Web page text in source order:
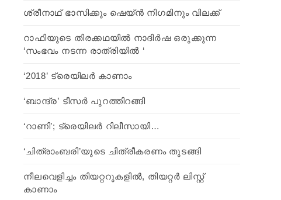
ശ്രീനാഥ് ഭാസിക്കും ഷെയ്ൻ നിഗമിനും വിലക്ക്
റാഫിയുടെ തിരക്കഥയില്‍ നാദിർഷ ഒരുക്കുന്ന
‘സംഭവം നടന്ന രാത്രിയിൽ ‘
‘2018’ ട്രെയിലര്‍ കാണാം
‘ബാന്ദ്ര’ ടീസർ പുറത്തിറങ്ങി
‘റാണി’; ട്രെയിലർ റിലീസായി…
‘ചിത്രാംബരി’യുടെ ചിത്രീകരണം തുടങ്ങി
നീലവെളിച്ചം തിയറ്ററുകളില്‍, തിയറ്റര്‍ ലിസ്റ്റ്
കാണാം